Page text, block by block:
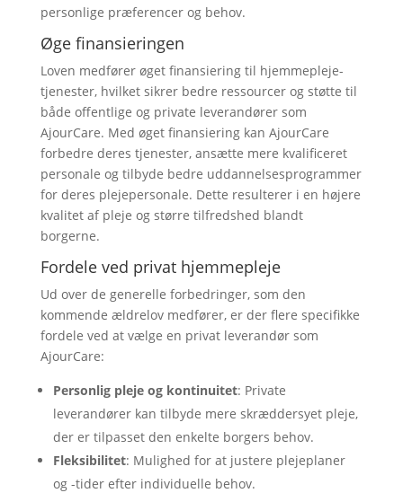
personlige præferencer og behov.
Øge finansieringen
Loven medfører øget finansiering til hjemmepleje-
tjenester, hvilket sikrer bedre ressourcer og støtte til
både offentlige og private leverandører som
AjourCare. Med øget finansiering kan AjourCare
forbedre deres tjenester, ansætte mere kvalificeret
personale og tilbyde bedre uddannelsesprogrammer
for deres plejepersonale. Dette resulterer i en højere
kvalitet af pleje og større tilfredshed blandt
borgerne.
Fordele ved privat hjemmepleje
Ud over de generelle forbedringer, som den
kommende ældrelov medfører, er der flere specifikke
fordele ved at vælge en privat leverandør som
AjourCare:
Personlig pleje og kontinuitet: Private
leverandører kan tilbyde mere skræddersyet pleje,
der er tilpasset den enkelte borgers behov.
Fleksibilitet: Mulighed for at justere plejeplaner
og -tider efter individuelle behov.